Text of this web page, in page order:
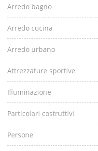
Arredo bagno
Arredo cucina
Arredo urbano
Attrezzature sportive
Illuminazione
Particolari costruttivi
Persone